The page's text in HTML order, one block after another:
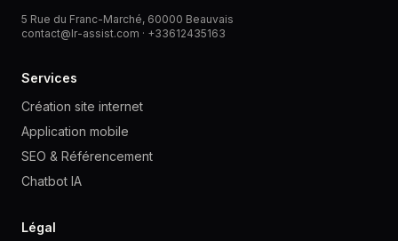
5 Rue du Franc-Marché, 60000 Beauvais
contact@lr-assist.com · +33612435163
Services
Création site internet
Application mobile
SEO & Référencement
Chatbot IA
Légal